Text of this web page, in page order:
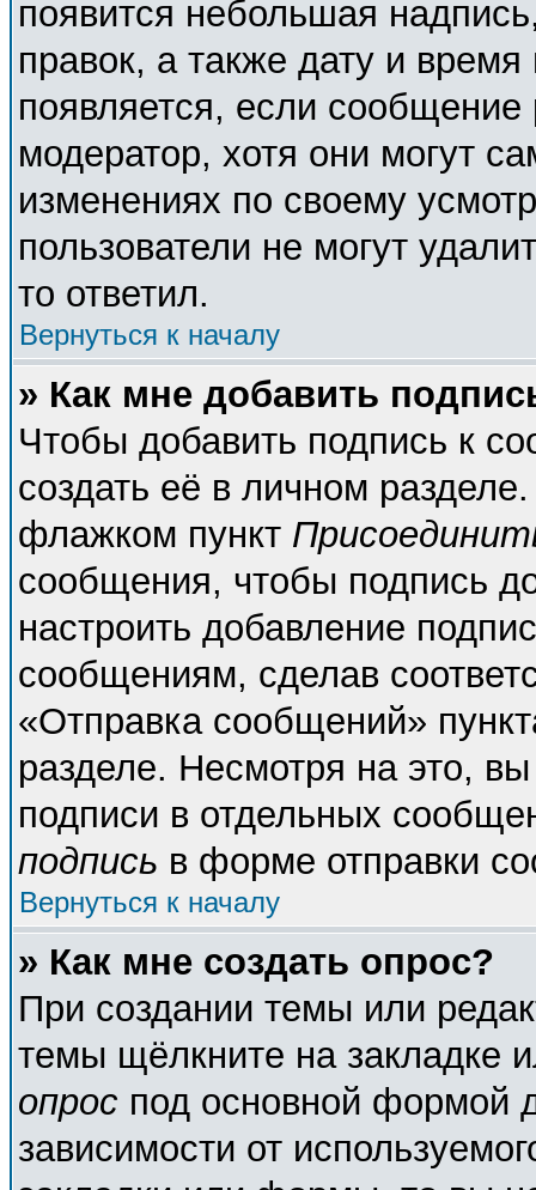
появится небольшая
правок, а также дату и
появляется, если
модератор, хотя они могут
изменениях по своему
пользователи не могут
то ответил.
Вернуться к началу
» Как мне добавить
Чтобы добавить подпись к
создать её в личном
флажком пункт
сообщения, чтобы подпись
настроить добавление
сообщениям, сделав
«Отправка сообщений»
разделе. Несмотря на это,
подписи в отдельных
подпись в форме отправки
Вернуться к началу
» Как мне создать опрос?
При создании темы или
темы щёлкните на закладке
опрос под основной формой
зависимости от